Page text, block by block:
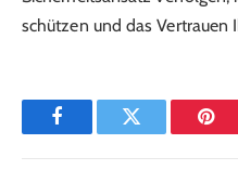
schützen und das Vertrauen
FacebookTwitter